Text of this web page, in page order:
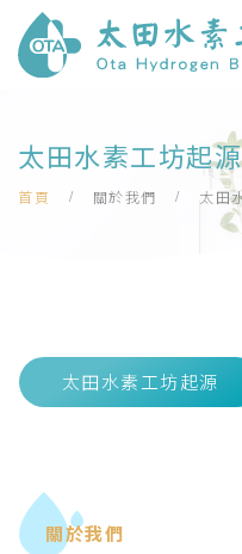
太田水素工坊起源
首頁 關於我們 太田
關於我們
太田水素工坊起源